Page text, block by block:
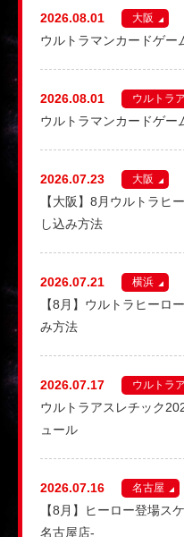
2026.08.01
ウルトラマンカードゲー
大阪
2026.08.01
ウルトラマンカードゲー
ウルトラ
2026.07.23
【大阪】8月ウルトラヒ
し込み方法
大阪
2026.07.21
【8月】ウルトラヒーロ
み方法
横浜
2026.07.17
ウルトラアスレチック
ュール
ウルトラ
2026.07.16
【8月】ヒーロー登場ス
名古屋店-
名古屋